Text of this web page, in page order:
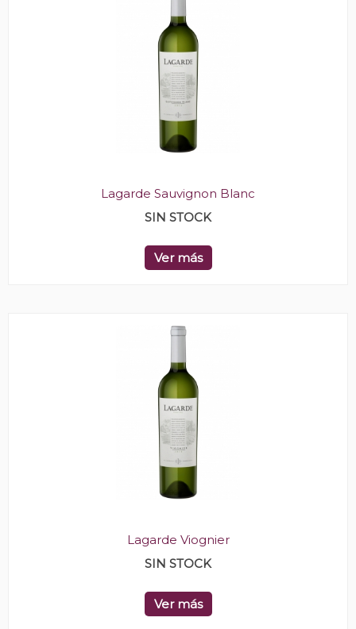
Lagarde Sauvignon Blanc
SIN STOCK
Ver más
Lagarde Viognier
SIN STOCK
Ver más